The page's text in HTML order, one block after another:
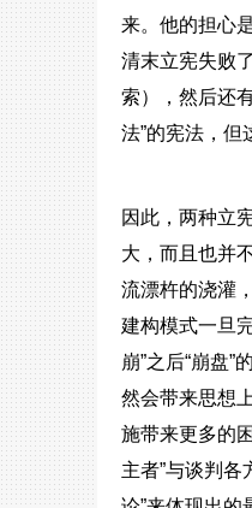
来。他的担心
清末立宪失败
索），然后还
法”的宪法，但
因此，两种立
大，而且也并
流漂杵的浇灌
建构模式一旦
崩”之后“崩盘
然会带来思想
施带来更多的
主者”与谈判